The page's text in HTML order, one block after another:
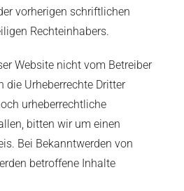
vorherigen schriftlichen
Rechteinhabers.
Website nicht vom Betreiber
die Urheberrechte Dritter
urheberrechtliche
bitten wir um einen
Bei Bekanntwerden von
betroffene Inhalte